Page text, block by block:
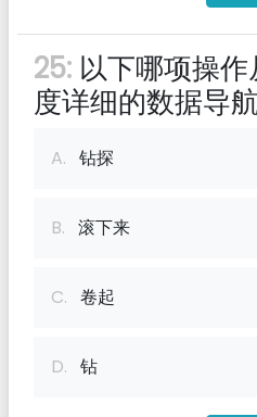
25: 以下哪项操
度详细的数据导
A. 钻探
B. 滚下来
C. 卷起
D. 钻